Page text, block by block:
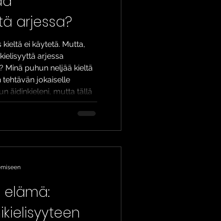
arjessa?
ei käytetä. Mutta,
arjessa
Minä puhun neljää kieltä
tehtävän jokaiselle
äidinkieleni, mutta tällä
elämä: